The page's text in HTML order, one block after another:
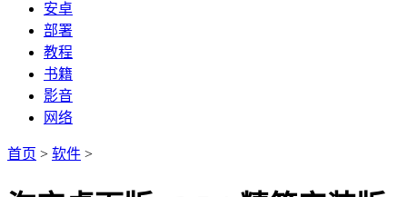
安卓
部署
教程
书籍
影音
网络
首页 > 软件 >